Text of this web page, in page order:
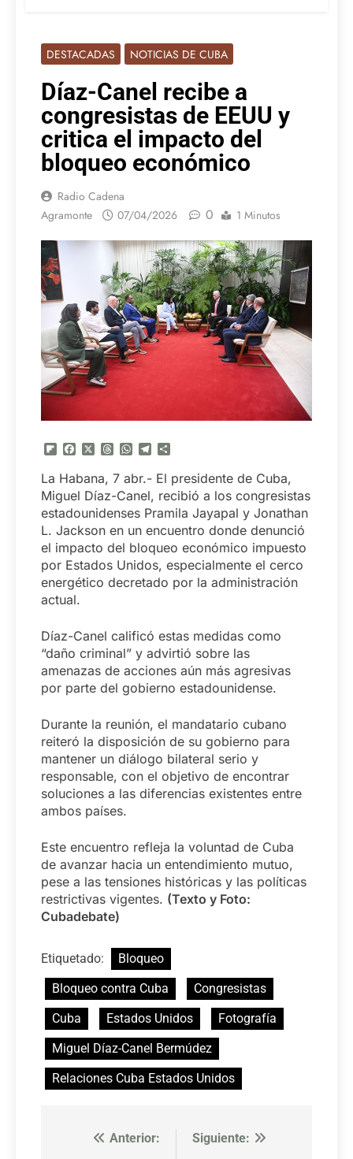
DESTACADAS NOTICIAS DE CUBA
Díaz-Canel recibe a
congresistas de EEUU y
critica el impacto del
bloqueo económico
Radio Cadena
Agramonte
07/04/2026 0 1 Minutos
Flipboard
Facebook
X Threads
WhatsApp
Telegram
La Habana, 7 abr.- El presidente de Cuba,
Miguel Díaz-Canel, recibió a los congresistas
estadounidenses Pramila Jayapal y Jonathan
L. Jackson en un encuentro donde denunció
el impacto del bloqueo económico impuesto
por Estados Unidos, especialmente el cerco
energético decretado por la administración
actual.
Díaz-Canel calificó estas medidas como
“daño criminal” y advirtió sobre las
amenazas de acciones aún más agresivas
por parte del gobierno estadounidense.
Durante la reunión, el mandatario cubano
reiteró la disposición de su gobierno para
mantener un diálogo bilateral serio y
responsable, con el objetivo de encontrar
soluciones a las diferencias existentes entre
ambos países.
Este encuentro refleja la voluntad de Cuba
de avanzar hacia un entendimiento mutuo,
pese a las tensiones históricas y las políticas
restrictivas vigentes. (Texto y Foto:
Cubadebate)
Etiquetado:
Bloqueo
Bloqueo contra Cuba
Congresistas
Cuba
Estados Unidos
Fotografía
Miguel Díaz-Canel Bermúdez
Relaciones Cuba Estados Unidos
Navegación
Anterior:
Siguiente: